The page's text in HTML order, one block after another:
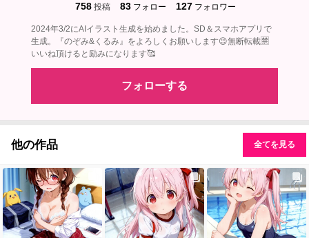
758 投稿 83 フォロー 127 フォロワー
2024年3/2にAIイラスト生成を始めました。SD＆スマホアプリで
生成。『のぞみ&くるみ』をよろしくお願いします😉無断転載🈲
いいね頂けると励みになります🥰
フォローする
他の作品 全てを見る